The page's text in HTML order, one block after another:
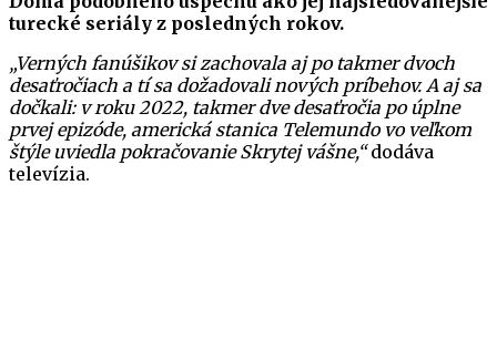
turecké seriály z posledných rokov.
„Verných fanúšikov si zachovala aj po takmer dvoch
desaťročiach a tí sa dožadovali nových príbehov. A aj sa
dočkali: v roku 2022, takmer dve desaťročia po úplne
prvej epizóde, americká stanica Telemundo vo veľkom
štýle uviedla pokračovanie Skrytej vášne,“dodáva
televízia.